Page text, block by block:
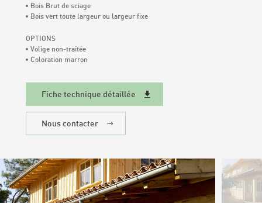
Actualités
Bois Brut de sciage
Bois vert toute largeur ou largeur fixe
OPTIONS
Volige non-traitée
Coloration marron
Fiche technique détaillée
Nous contacter